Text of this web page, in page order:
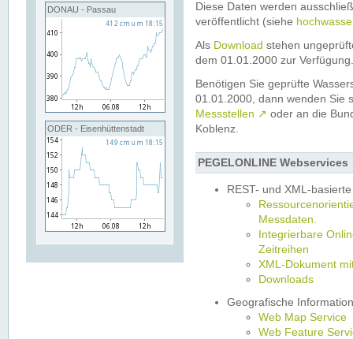
DONAU - Passau
ODER - Eisenhüttenstadt
Diese Daten werden
veröffentlicht (siehe
Als Download stehen
dem 01.01.2000 zur Verfügung.
Benötigen Sie geprüfte
01.01.2000, dann wenden Sie
Messstellen ↗ oder an die
Koblenz.
PEGELONLINE Webservices
REST- und XML-
Messdaten.
Integrierbare
Zeitreihen
XML-Dokument
Downloads
Geografische
Web Map Service
Web Feature